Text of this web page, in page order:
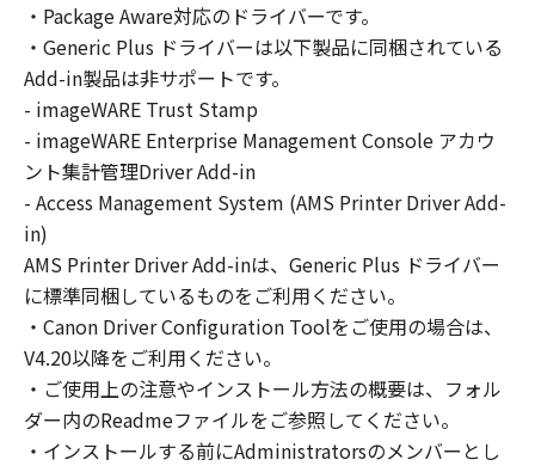
お客様は、また「指定機器」にネットワークを
通じて接続されたコンピューター上で、かかる
コンピューターの使用者に対して「本ソフトウ
ェア」を使用させることができますが、かかる
コンピューターの使用者に本契約書上の義務お
よび条件を遵守させるとともに、その履行に関
し全責任を負うことを条件とします。
(2) お客様は、上記(1)に基づいて「本ソフトウ
「本ソフトウェア」を１部、複製することがで
きます。
(3) 上記(1)および(2)に定める場合を除き、キヤ
ノンまたはキヤノンのライセンサーのいかなる
知的財産権も、明示たると黙示たるとを問わ
ず、本契約書によってお客様に譲渡あるいは許
諾されるものではありません。
・Package Aware対応のドライバーです。
・Generic Plus ドライバーは以下製品に同梱されている
Add-in製品は非サポートです。
- imageWARE Trust Stamp
- imageWARE Enterprise Management Console アカウ
ント集計管理Driver Add-in
- Access Management System (AMS Printer Driver Add-
in)
AMS Printer Driver Add-inは、Generic Plus ドライバー
に標準同梱しているものをご利用ください。
・Canon Driver Configuration Toolをご使用の場合は、
V4.20以降をご利用ください。
・ご使用上の注意やインストール方法の概要は、フォル
ダー内のReadmeファイルをご参照してください。
・インストールする前にAdministratorsのメンバーとし